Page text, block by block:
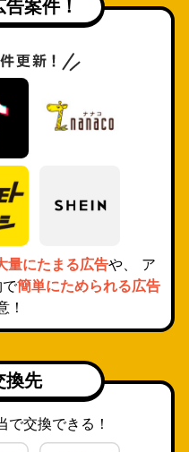
案件！
量にたまる広告や、 ア
簡単にためられる広告
！
換先
で交換できる！